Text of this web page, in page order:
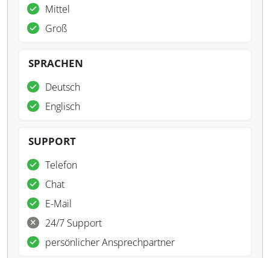
Mittel
Groß
SPRACHEN
Deutsch
Englisch
SUPPORT
Telefon
Chat
E-Mail
24/7 Support
persönlicher Ansprechpartner